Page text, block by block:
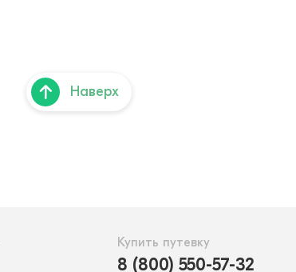
Наверх
Купить путевку
8 (800) 550-57-32